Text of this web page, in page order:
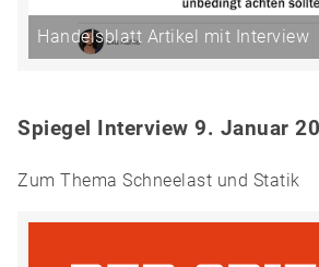
Handelsblatt Artikel mit Interview
Spiegel Interview 9. Januar
Zum Thema Schneelast und Statik